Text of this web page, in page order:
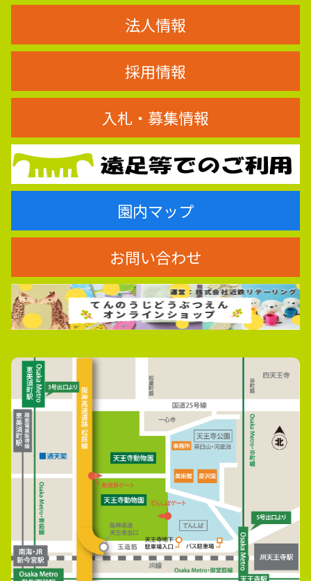
法人情報
採用情報
入札・募集情報
園内マップ
お問い合わせ